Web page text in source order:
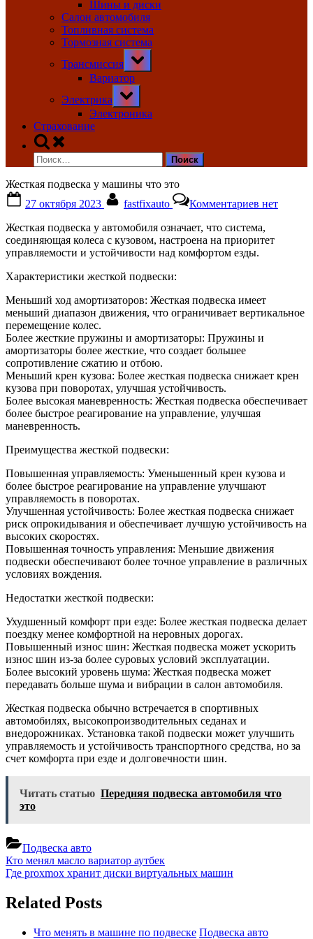
Шины и диски
Салон автомобиля
Топливная система
Тормозная система
Трансмиссия
Toggle
sub-
menu
Вариатор
Электрика
Toggle
sub-
menu
Электроника
Страхование
Toggle
search
form
Найти:
Жесткая подвеска у машины что это
on
27 октября 2023 fastfixauto Комментариевзаписи
подвеска
у
нет
Жесткая подвеска у автомобиля означает, что система,
соединяющая колеса с кузовом, настроена на приоритет
управляемости и устойчивости над комфортом езды.
Характеристики жесткой подвески:
Меньший ход амортизаторов: Жесткая подвеска имеет
меньший диапазон движения, что ограничивает вертикальное
перемещение колес.
Более жесткие пружины и амортизаторы: Пружины и
амортизаторы более жесткие, что создает большее
сопротивление сжатию и отбою.
Меньший крен кузова: Более жесткая подвеска снижает крен
кузова при поворотах, улучшая устойчивость.
Более высокая маневренность: Жесткая подвеска обеспечивает
более быстрое реагирование на управление, улучшая
маневренность.
Преимущества жесткой подвески:
Повышенная управляемость: Уменьшенный крен кузова и
более быстрое реагирование на управление улучшают
управляемость в поворотах.
Улучшенная устойчивость: Более жесткая подвеска снижает
риск опрокидывания и обеспечивает лучшую устойчивость на
высоких скоростях.
Повышенная точность управления: Меньшие движения
подвески обеспечивают более точное управление в различных
условиях вождения.
Недостатки жесткой подвески:
Ухудшенный комфорт при езде: Более жесткая подвеска делает
поездку менее комфортной на неровных дорогах.
Повышенный износ шин: Жесткая подвеска может ускорить
износ шин из-за более суровых условий эксплуатации.
Более высокий уровень шума: Жесткая подвеска может
передавать больше шума и вибрации в салон автомобиля.
Жесткая подвеска обычно встречается в спортивных
автомобилях, высокопроизводительных седанах и
внедорожниках. Установка такой подвески может улучшить
управляемость и устойчивость транспортного средства, но за
счет комфорта при езде и долговечности шин.
Читать статью Передняя подвеска автомобиля что
это
Подвеска авто
Навигация
по
записям
Previous
Post:
Кто менял масло вариатор аутбек
Next
Где proxmox хранит диски виртуальных машин
Related Posts
Что менять в машине по подвеске Подвеска авто